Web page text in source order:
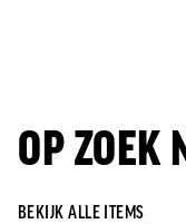
OP ZOEK
BEKIJK ALLE ITEMS